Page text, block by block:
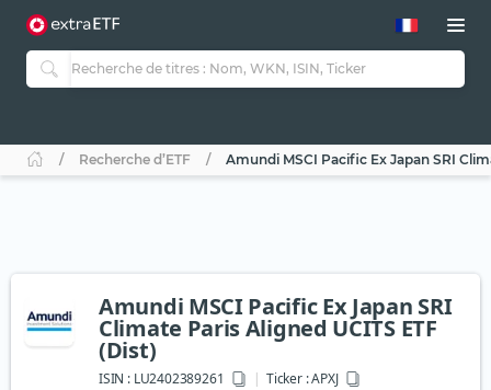
Recherche d’ETF Amundi MSCI Pacific Ex Japan SRI
Amundi MSCI Pacific Ex Japan SRI
Climate Paris Aligned UCITS ETF
(Dist)
ISIN :LU2402389261 Ticker :APXJ